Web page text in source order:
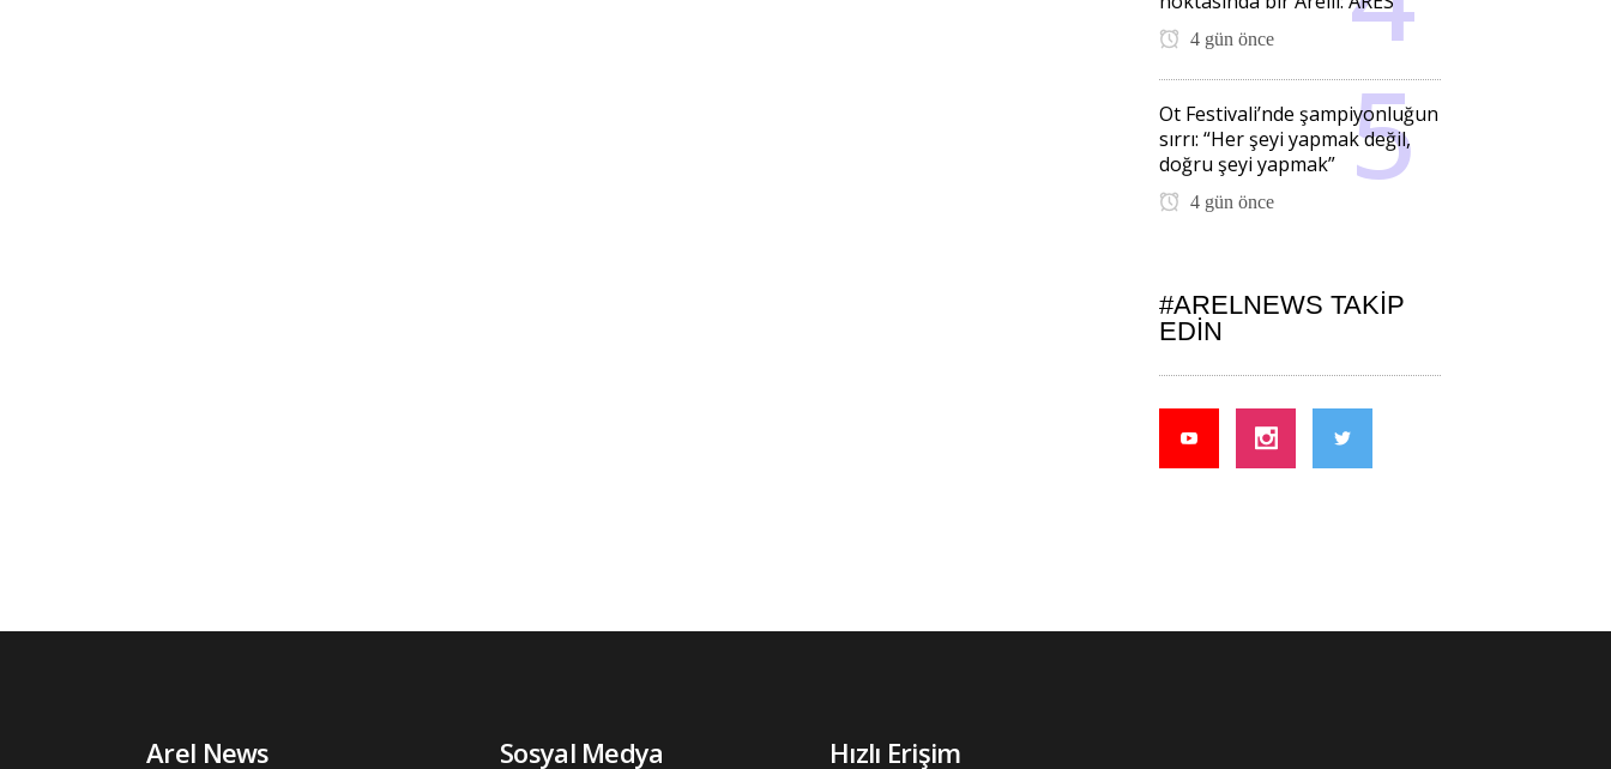
4 gün önce
Ot Festivali’nde şampiyonluğun
sırrı: “Her şeyi yapmak değil,
doğru şeyi yapmak”
4 gün önce
#ARELNEWS TAKIP
EDIN
Arel News Sosyal Medya Hızlı Erişim